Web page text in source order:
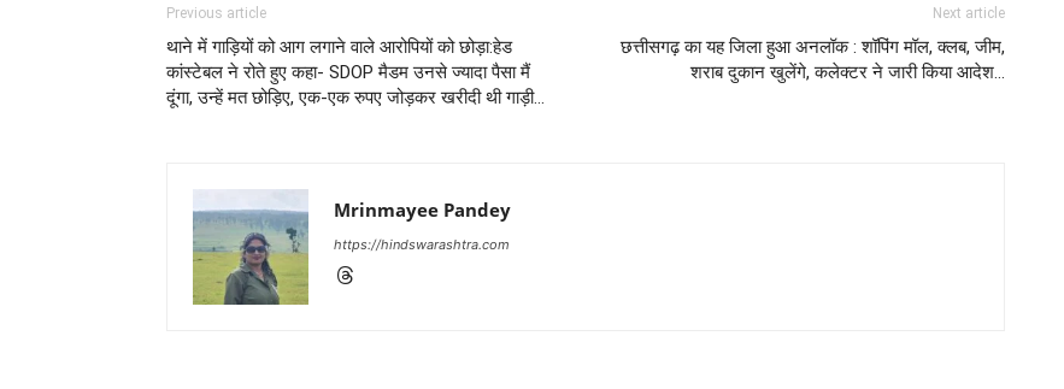
Previous article
थाने में गाड़ियों को आग लगाने वाले आरोपियों को छोड़ा:​​​​​​​हेड
कांस्टेबल ने रोते हुए कहा- SDOP मैडम उनसे ज्यादा पैसा मैं
दूंगा, उन्हें मत छोड़िए, एक-एक रुपए जोड़कर खरीदी थी गाड़ी…
Next article
छत्तीसगढ़ का यह जिला हुआ अनलॉक : शॉपिंग मॉल, क्लब, जीम,
शराब दुकान खुलेंगे, कलेक्टर ने जारी किया आदेश…
Mrinmayee Pandey
https://hindswarashtra.com